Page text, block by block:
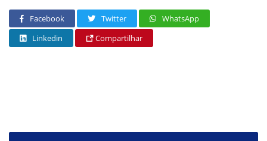
Facebook Twitter
WhatsApp
Linkedin
Compartilhar